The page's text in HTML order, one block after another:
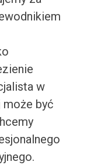
w
być